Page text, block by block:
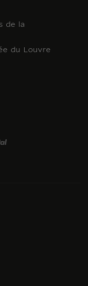
de la
du Louvre